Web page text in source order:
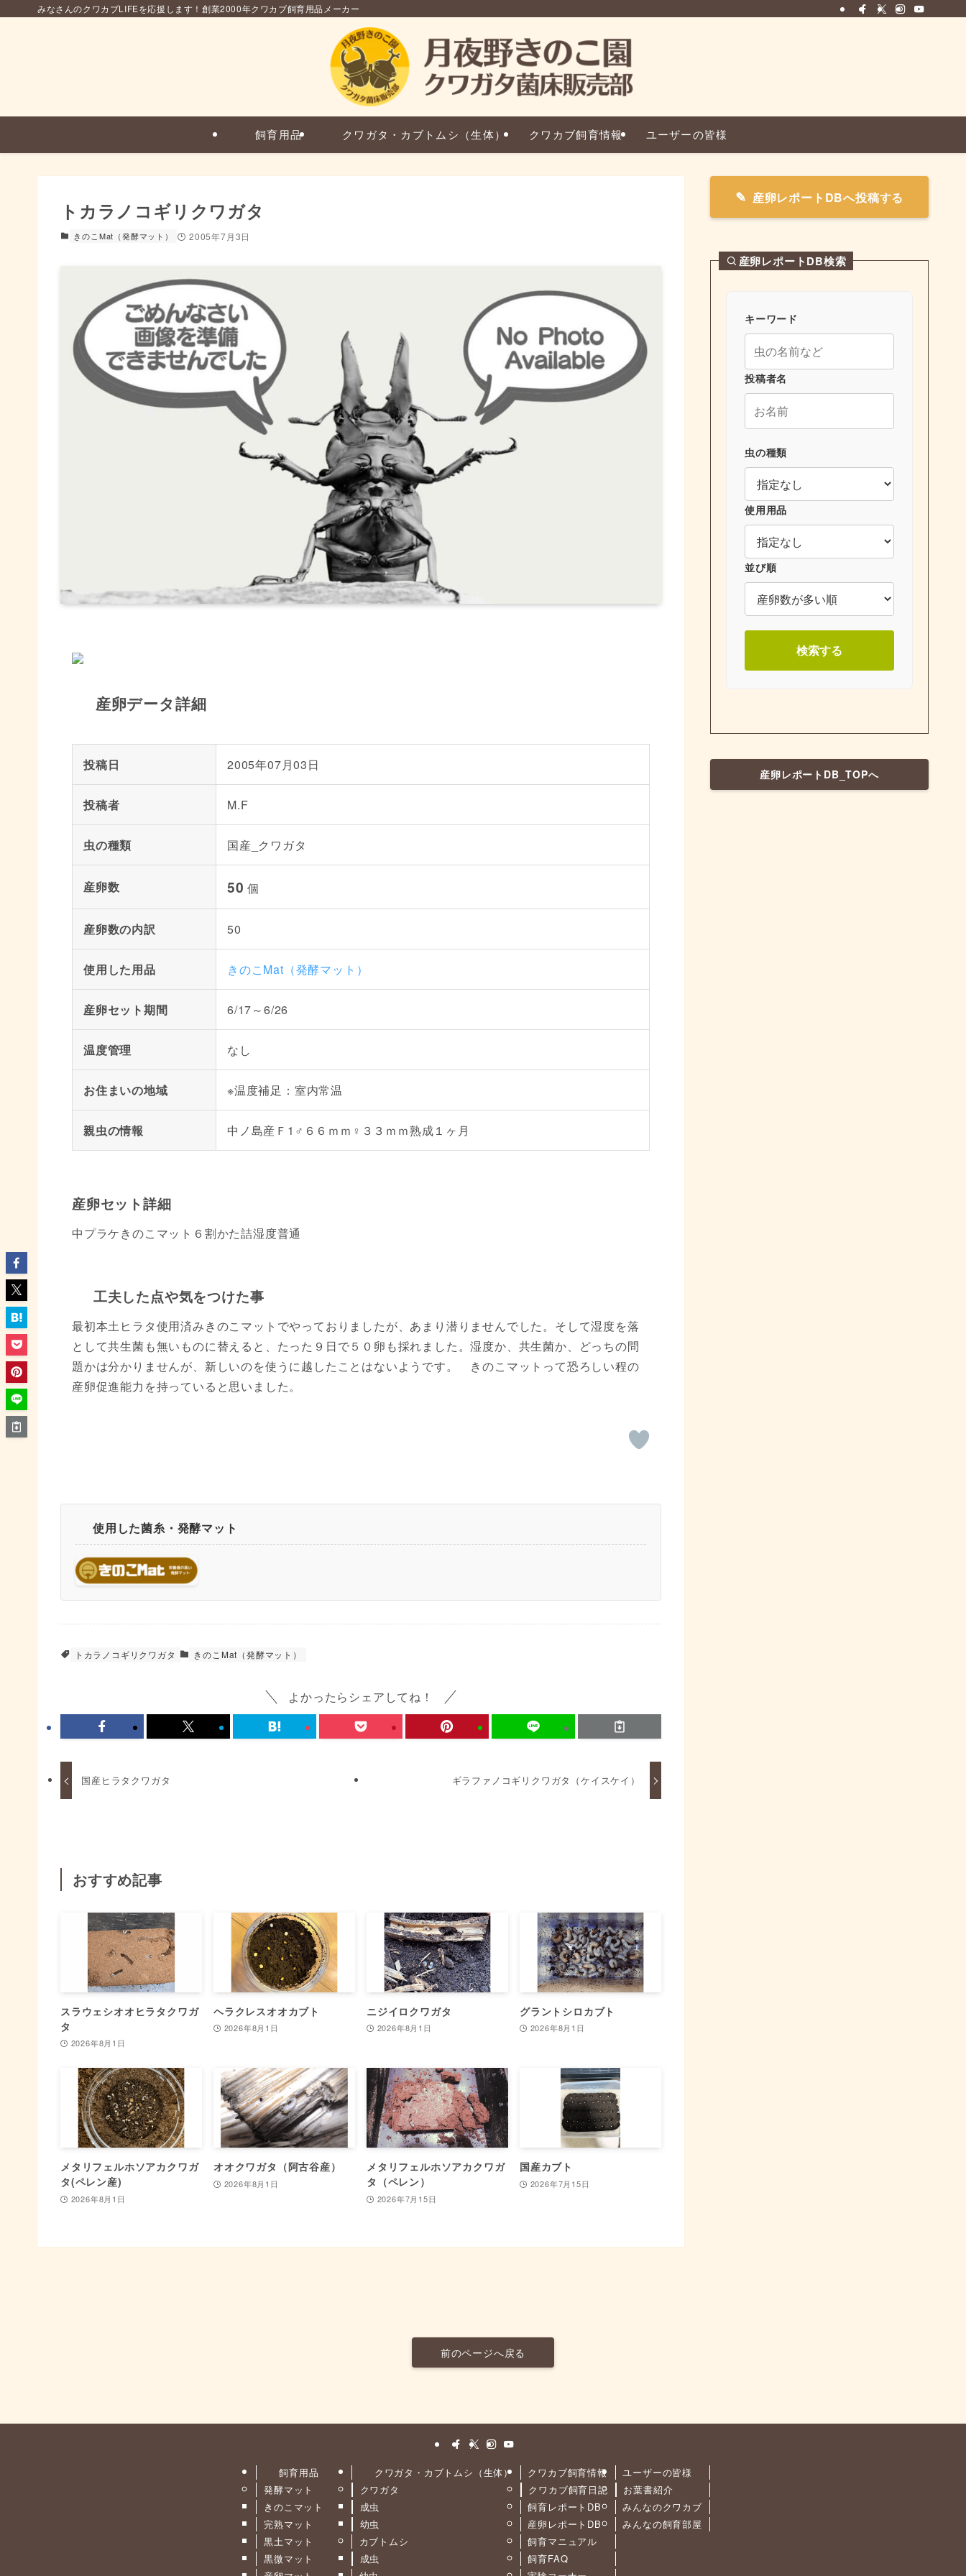
みなさんのクワカブLIFEを応援します！創業2000年クワカブ飼育用品メーカー
飼育用品 クワガタ・カブトムシ（生体） クワカブ飼育情報 ユーザーの皆様
トカラノコギリクワガタ
きのこMat（発酵マット） 2005年7月3日
産卵データ詳細
投稿日 2005年07月03日
投稿者 M.F
虫の種類 国産_クワガタ
産卵数 50 個
産卵数の内訳 50
使用した用品 きのこMat（発酵マット）
産卵セット期間 6/17～6/26
温度管理 なし
お住まいの地域 ※温度補足：室内常温
親虫の情報 中ノ島産Ｆ1♂６６ｍｍ♀３３ｍｍ熟成１ヶ月
産卵セット詳細
中プラケきのこマット６割かた詰湿度普通
工夫した点や気をつけた事
最初本土ヒラタ使用済みきのこマットでやっておりましたが、あまり潜りませんでした。そして湿度を落
として共生菌も無いものに替えると、たった９日で５０卵も採れました。湿度か、共生菌か、どっちの問
題かは分かりませんが、新しいのを使うに越したことはないようです。 きのこマットって恐ろしい程の
産卵促進能力を持っていると思いました。
使用した菌糸・発酵マット
トカラノコギリクワガタ きのこMat（発酵マット）
よかったらシェアしてね！
国産ヒラタクワガタ ギラファノコギリクワガタ（ケイスケイ）
おすすめ記事
スラウェシオオヒラタクワガ
タ
2026年8月1日
ヘラクレスオオカブト
2026年8月1日
ニジイロクワガタ
2026年8月1日
グラントシロカブト
2026年8月1日
メタリフェルホソアカクワガ
タ(ペレン産)
2026年8月1日
オオクワガタ（阿古谷産）
2026年8月1日
メタリフェルホソアカクワガ
タ（ペレン）
2026年7月15日
国産カブト
2026年7月15日
産卵レポートDBへ投稿する
産卵レポートDB検索
キーワード
投稿者名
虫の種類
使用用品
並び順
検索する
産卵レポートDB_TOPへ
前のページへ戻る
飼育用品
発酵マット
きのこマット
完熟マット
黒土マット
黒微マット
クワガタ・カブトムシ（生体）
クワガタ
成虫
幼虫
カブトムシ
成虫
クワカブ飼育情報
クワカブ飼育日記
飼育レポートDB
産卵レポートDB
飼育マニュアル
飼育FAQ
ユーザーの皆様
お葉書紹介
みんなのクワカブ
みんなの飼育部屋